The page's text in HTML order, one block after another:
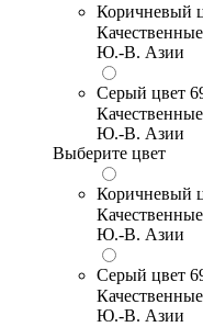
Коричневый
Ю.-В. Азии
Серый цвет
Ю.-В. Азии
Выберите цвет
Коричневый
Ю.-В. Азии
Серый цвет
Ю.-В. Азии